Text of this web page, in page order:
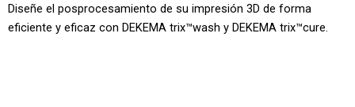
Diseñe el posprocesamiento de su impresión 3D de forma
eficiente y eficaz con DEKEMA trix™wash y DEKEMA trix™cure.